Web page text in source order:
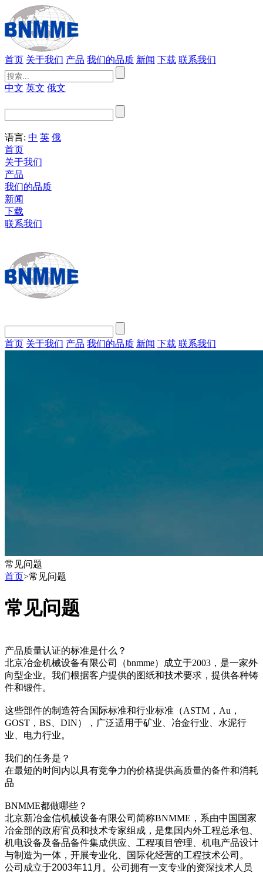
首页 关于我们 产品 我们的品质 新闻 下载 联系我们
中文 英文 俄文
语言: 中 英 俄
首页
关于我们
产品
我们的品质
新闻
下载
联系我们
首页 关于我们 产品 我们的品质 新闻 下载 联系我们
常见问题
首页>常见问题
常见问题
产品质量认证的标准是什么？
北京冶金机械设备有限公司（bnmme）成立于2003，是一家外
向型企业。我们根据客户提供的图纸和技术要求，提供各种铸
件和锻件。
这些部件的制造符合国际标准和行业标准（ASTM，Au，
GOST，BS、DIN），广泛适用于矿业、冶金行业、水泥行
业、电力行业。
我们的任务是？
在最短的时间内以具有竞争力的价格提供高质量的备件和消耗
品
BNMME都做哪些？
北京新冶金信机械设备有限公司简称BNMME，系由中国国家
冶金部的政府官员和技术专家组成，是集国内外工程总承包、
机电设备及备品备件集成供应、工程项目管理、机电产品设计
与制造为一体，开展专业化、国际化经营的工程技术公司。
公司成立于2003年11 月。公司拥有一支专业的资深技术人员